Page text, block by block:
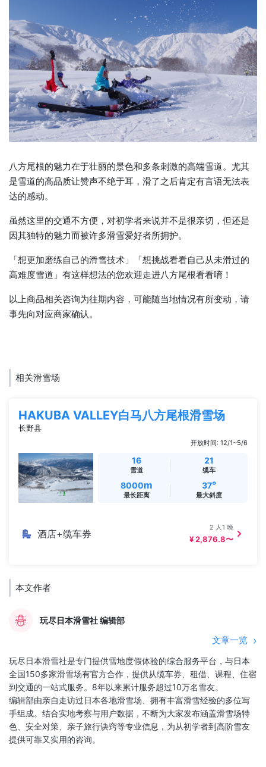
八方尾根的魅力在于壮丽的景色和多条刺激的高端雪道。尤其
是雪道的高品质让赞声不绝于耳，滑了之后肯定有言语无法表
达的感动。
虽然这里的交通不方便，对初学者来说并不是很亲切，但还是
因其独特的魅力而被许多滑雪爱好者所拥护。
「想更加磨练自己的滑雪技术」「想挑战看看自己从未滑过的
高难度雪道」有这样想法的您欢迎走进八方尾根看看唷！
以上商品相关咨询为往期内容，可能随当地情况有所变动，请
事先向对应商家确认。
相关滑雪场
HAKUBA VALLEY白马八方尾根滑雪场
长野县
开放时间: 12/1~5/6
16
雪道
21
缆车
8000m
最长距离
37°
最大斜度
酒店+缆车券
2 人1 晚
¥ 2,876.8〜
本文作者
玩尽日本滑雪社 编辑部
文章一览
玩尽日本滑雪社是专门提供雪地度假体验的综合服务平台，与日本
全国150多家滑雪场有官方合作，提供从缆车券、租借、课程、住宿
到交通的一站式服务。8年以来累计服务超过10万名雪友。
编辑部由亲自走访过日本各地滑雪场、拥有丰富滑雪经验的多位写
手组成。结合实地考察与用户数据，不断为大家发布涵盖滑雪场特
色、安全对策、亲子旅行诀窍等专业信息，为从初学者到高阶雪友